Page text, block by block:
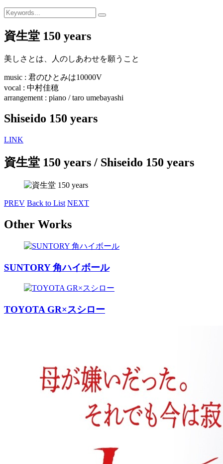
資生堂 150 years
美しさとは、人のしあわせを願うこと
music : 君のひとみは10000V
vocal : 中村佳穂
arrangement : piano / taro umebayashi
Shiseido 150 years
LINK
資生堂 150 years / Shiseido 150 years
PREV Back to List NEXT
Other Works
SUNTORY 角ハイボール
TOYOTA GR×スシロー